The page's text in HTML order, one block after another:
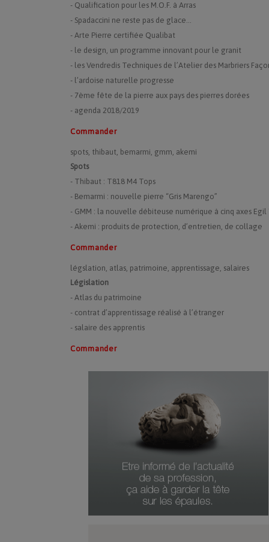
- Qualification pour les M.O.F. à Arras
- Spadaccini ne reste pas de glace...
- Arte Pierre certifiée Qualibat
- le design, un programme innovant pour le granit
- les Vendredis Techniques de l’Atelier des Marbriers
- l’ardoise naturelle progresse
- 7ème fête de la pierre aux pays des pierres dorées
- agenda 2018/2019
Commander
spots, thibaut, bemarmi, gmm, akemi
Spots
- Thibaut : T818 M4 Tops
- Bemarmi : nouvelle pierre “Gris Marengo”
- GMM : la nouvelle débiteuse numérique à cinq axes Egil
- Akemi : produits de protection, d’entretien, de collage
Commander
légslation, atlas, patrimoine, apprentissage, salaires
Législation
- Atlas du patrimoine
- contrat d’apprentissage réalisé à l’étranger
- salaire des apprentis
Commander